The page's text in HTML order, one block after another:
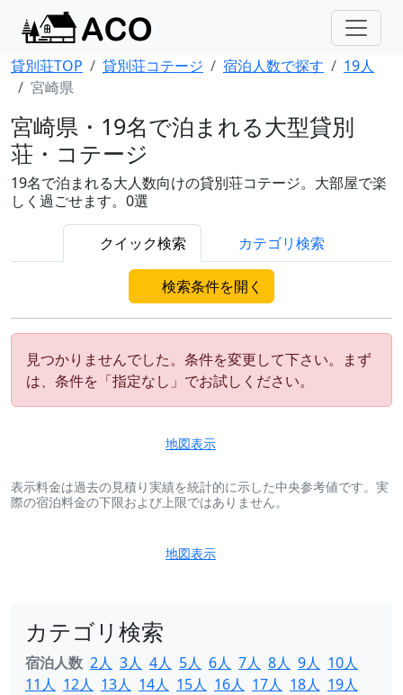
貸別荘TOP 貸別荘コテージ 宿泊人数で探す
19人
宮崎県
宮崎県・19名で泊まれる大型貸別
荘・コテージ
19名で泊まれる大人数向けの貸別荘コテージ。大部屋で楽
しく過ごせます。0選
クイック検索 カテゴリ検索
検索条件を開く
見つかりませんでした。条件を変更して下さい。まず
は、条件を「指定なし」でお試しください。
地図表示
表示料金は過去の見積り実績を統計的に示した中央参考値です。実
際の宿泊料金の下限および上限ではありません。
地図表示
カテゴリ検索
宿泊人数 2人 3人 4人 5人 6人 7人 8人 9人 10人
11人 12人 13人 14人 15人 16人 17人 18人 19人